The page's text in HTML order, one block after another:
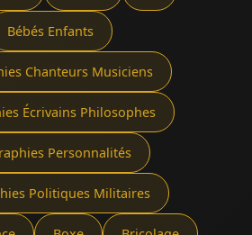
Bébés Enfants
Chanteurs Musiciens
Écrivains Philosophes
Personnalités
Politiques Militaires